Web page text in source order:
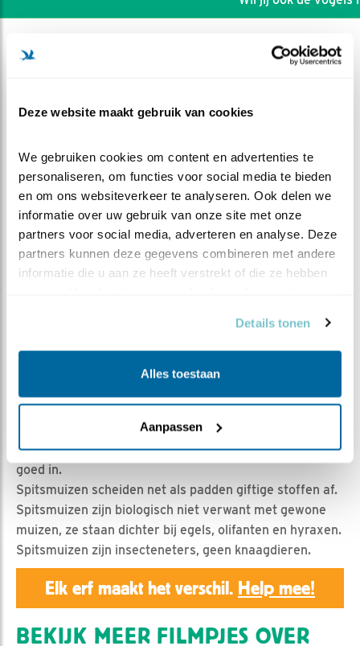
Deze website maakt gebruik van cookies
We gebruiken cookies om content en advertenties te
personaliseren, om functies voor social media te bieden
en om ons websiteverkeer te analyseren. Ook delen we
informatie over uw gebruik van onze site met onze
partners voor social media, adverteren en analyse. Deze
partners kunnen deze gegevens combineren met andere
informatie die u aan ze heeft verstrekt of die ze hebben
Details tonen
Alles toestaan
Aanpassen
DEEL DIT FILMPJE
Bewaar dit filmpje|
274x
Op deze locatie nog niet in beeld: spitsmuizen. Man
steenuil brengt 2 spitsmuizen. Steenuilen schijnen niet
erg van ze te houden, maar deze "spitsen" gaan er
goed in.
Spitsmuizen scheiden net als padden giftige stoffen af.
Spitsmuizen zijn biologisch niet verwant met gewone
muizen, ze staan dichter bij egels, olifanten en hyraxen.
Spitsmuizen zijn insecteneters, geen knaagdieren.
Elk erf maakt het verschil. Help mee!
BEKIJK MEER FILMPJES OVER